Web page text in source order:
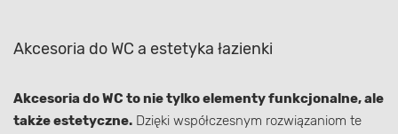
Akcesoria do WC a estetyka łazienki
Akcesoria do WC to nie tylko elementy funkcjonalne, ale
także estetyczne. Dzięki współczesnym rozwiązaniom te